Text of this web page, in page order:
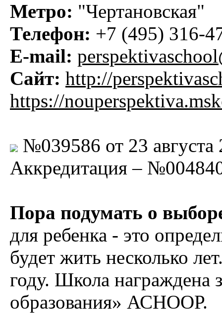
Метро: "Чертановская"
Телефон: +7 (495) 316-
E-mail:
Сайт: http://
https://
№039586 от 23 августа
Аккредитация –
Пора подумать о
для ребенка - это
будет жить несколько
году. Школа награждена
образования» АСНООР.